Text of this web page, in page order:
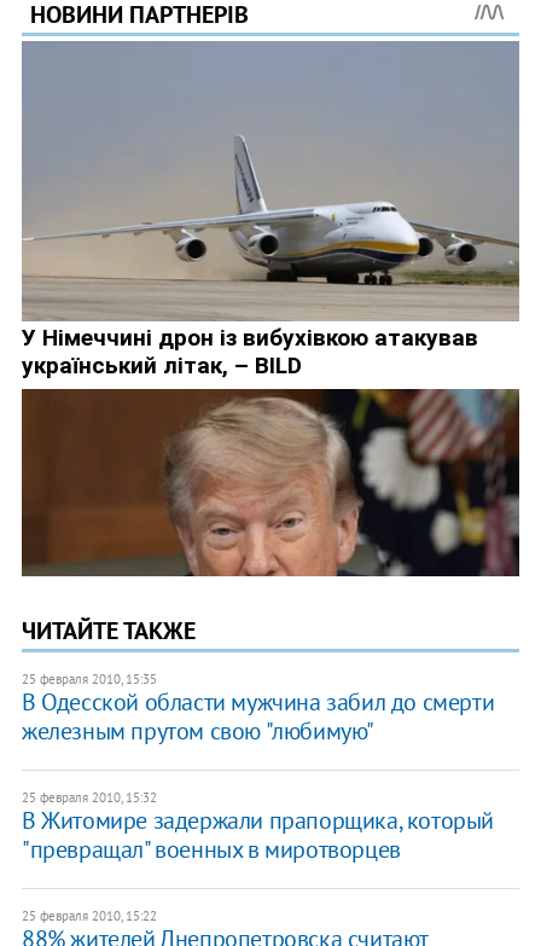
ЧИТАЙТЕ ТАКЖЕ
25 февраля 2010, 15:35
В Одесской области мужчина забил до смерти
железным прутом свою "любимую"
25 февраля 2010, 15:32
В Житомире задержали прапорщика, который
"превращал" военных в миротворцев
25 февраля 2010, 15:22
88% жителей Днепропетровска считают